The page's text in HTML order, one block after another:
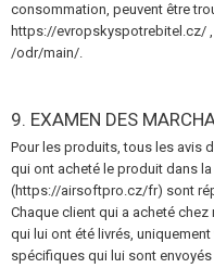
consommation, peuvent être
https://evropskyspotrebitel.cz/
/odr/main/.
9. EXAMEN DES
Pour les produits, tous les avis
qui ont acheté le produit dans
(https://airsoftpro.cz/fr) sont
Chaque client qui a acheté
qui lui ont été livrés,
spécifiques qui lui sont